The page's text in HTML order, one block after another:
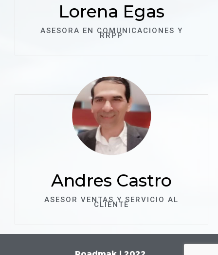
Lorena Egas
ASESORA EN COMUNICACIONES Y
RRPP
Andres Castro
ASESOR VENTAS Y SERVICIO AL
CLIENTE